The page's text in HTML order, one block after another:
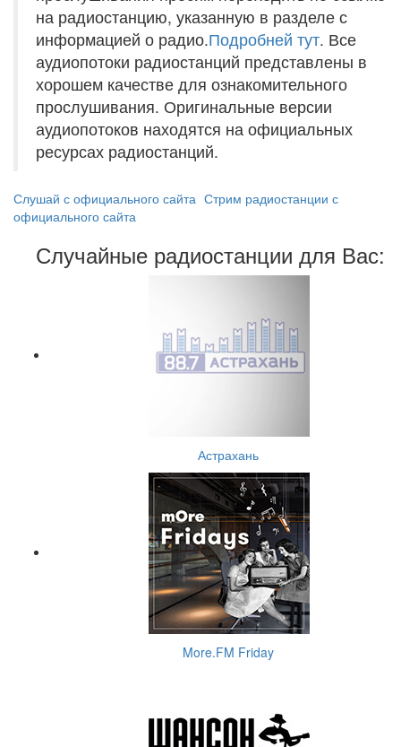
на радиостанцию, указанную в разделе с
информацией о радио.Подробней тут. Все
аудиопотоки радиостанций представлены в
хорошем качестве для ознакомительного
прослушивания. Оригинальные версии
аудиопотоков находятся на официальных
ресурсах радиостанций.
Слушай с официального сайта Стрим радиостанции с
официального сайта
Случайные радиостанции для Вас:
Астрахань
More.FM Friday